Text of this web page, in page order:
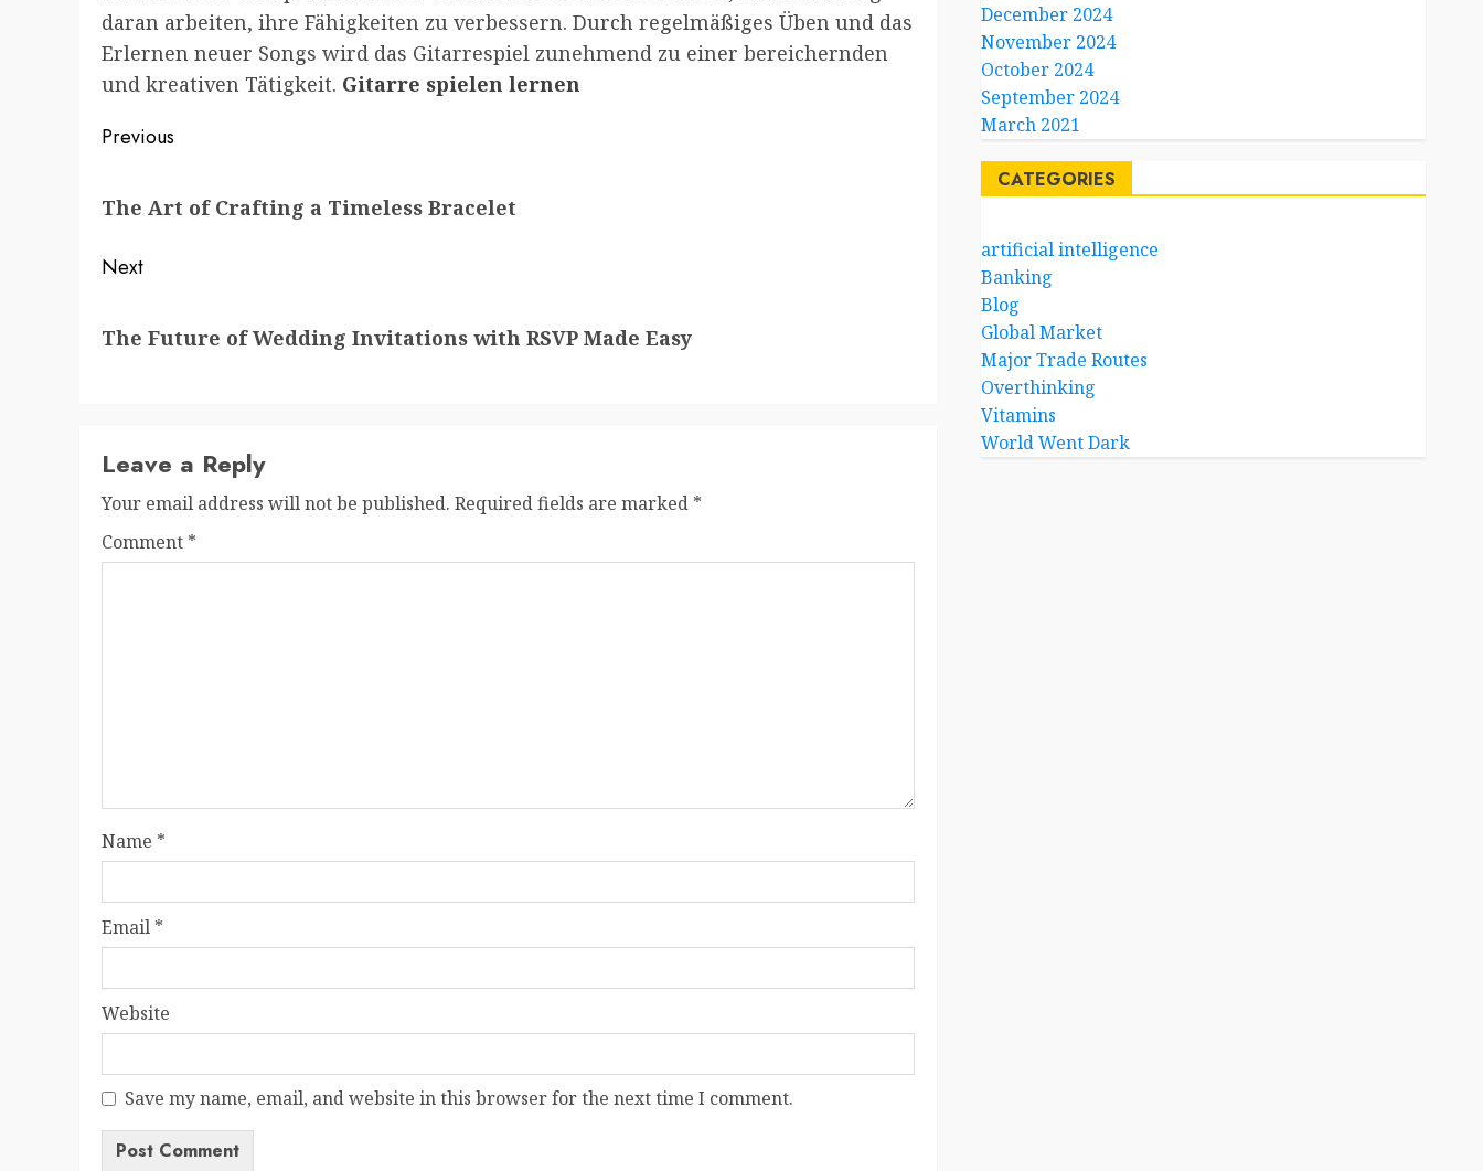
daran arbeiten, ihre Fähigkeiten zu verbessern. Durch regelmäßiges Üben und das
Erlernen neuer Songs wird das Gitarrespiel zunehmend zu einer bereichernden
und kreativen Tätigkeit. Gitarre spielen lernen
Post
Previous
post:
The Art of Crafting a Timeless Bracelet
Next
post:
The Future of Wedding Invitations with RSVP Made Easy
Leave a Reply
Your email address will not be published. Required fields are marked *
Comment *
Name *
Email *
Website
Save my name, email, and website in this browser for the next time I comment.
December 2024
November 2024
October 2024
September 2024
March 2021
CATEGORIES
artificial intelligence
Banking
Blog
Global Market
Major Trade Routes
Overthinking
Vitamins
World Went Dark